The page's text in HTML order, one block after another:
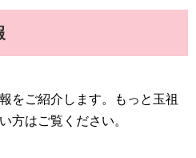
をご紹介します。もっと玉祖
方はご覧ください。